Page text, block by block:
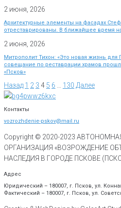
2 июня, 2026
Архитектурные элементы на фасадах
отреставрированы. В ближайшее время
2 июня, 2026
Митрополит Тихон: «Это новая жизнь
совещание по реставрации храмов
«Псков»
Назад 1 2 3 4 5 6 130 Далее
Контакты
vozrozhdenie-pskov@mail.ru
Copyright © 2020-2023
ОРГАНИЗАЦИЯ «ВОЗРОЖДЕНИЕ
НАСЛЕДИЯ В ГОРОДЕ ПСКОВЕ
Адрес
Юридический – 180007, г. Псков, ул.
Фактический – 180007, г. Псков, ул.